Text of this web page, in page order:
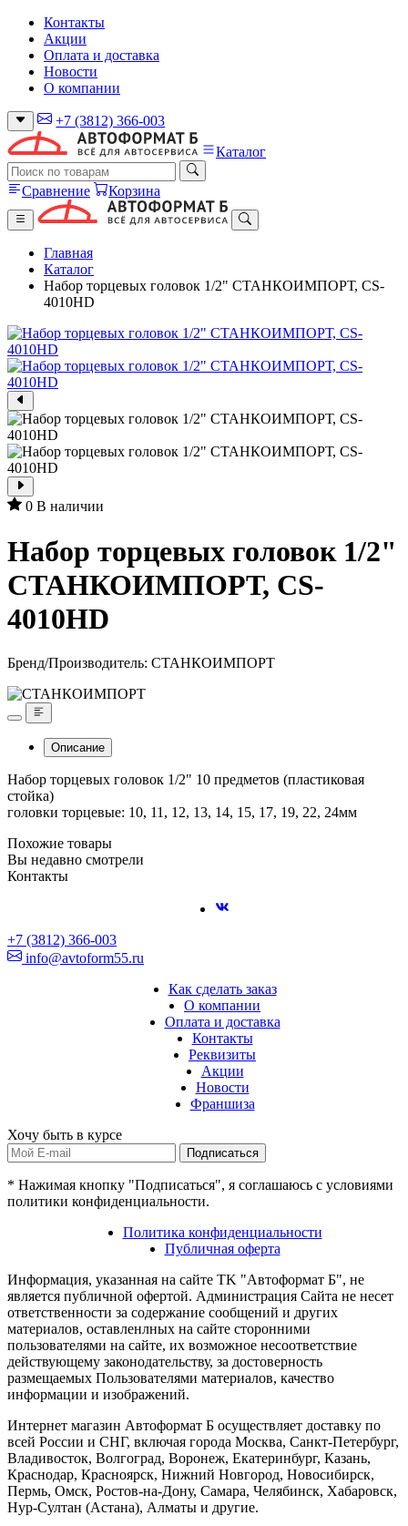
Контакты
Акции
Оплата и доставка
Новости
О компании
+7 (3812) 366-003
Каталог
Сравнение Корзина
Главная
Каталог
Набор торцевых головок 1/2" СТАНКОИМПОРТ, CS-
4010HD
0 В наличии
Набор торцевых головок 1/2"
СТАНКОИМПОРТ, CS-
4010HD
Бренд/Производитель: СТАНКОИМПОРТ
Описание
Набор торцевых головок 1/2" 10 предметов (пластиковая
стойка)
головки торцевые: 10, 11, 12, 13, 14, 15, 17, 19, 22, 24мм
Похожие товары
Вы недавно смотрели
Контакты
+7 (3812) 366-003
info@avtoform55.ru
Как сделать заказ
О компании
Оплата и доставка
Контакты
Реквизиты
Акции
Новости
Франшиза
Хочу быть в курсе
Подписаться
* Нажимая кнопку "Подписаться", я соглашаюсь с условиями
политики конфиденциальности.
Политика конфиденциальности
Публичная оферта
Информация, указанная на сайте TK "Автоформат Б", не
является публичной офертой. Администрация Сайта не несет
ответственности за содержание сообщений и других
материалов, оставленлных на сайте сторонними
пользователями на сайте, их возможное несоответствие
действующему законодательству, за достоверность
размещаемых Пользователями материалов, качество
информации и изображений.
Интернет магазин Автоформат Б осуществляет доставку по
всей России и СНГ, включая города Москва, Санкт-Петербург,
Владивосток, Волгоград, Воронеж, Екатеринбург, Казань,
Краснодар, Красноярск, Нижний Новгород, Новосибирск,
Пермь, Омск, Ростов-на-Дону, Самара, Челябинск, Хабаровск,
Нур-Султан (Астана), Алматы и другие.